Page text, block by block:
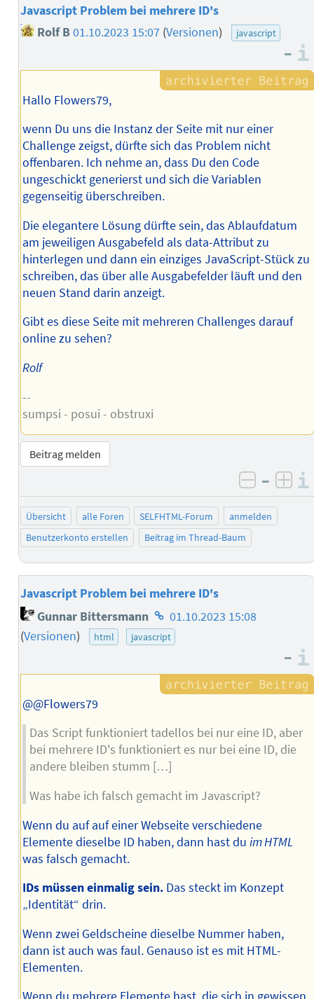
Javascript Problem bei mehrere ID's
Rolf B01.10.2023 15:07 (Versionen) javascript
–
Hallo Flowers79,
wenn Du uns die Instanz der Seite mit nur einer
Challenge zeigst, dürfte sich das Problem nicht
offenbaren. Ich nehme an, dass Du den Code
ungeschickt generierst und sich die Variablen
gegenseitig überschreiben.
Die elegantere Lösung dürfte sein, das Ablaufdatum
am jeweiligen Ausgabefeld als data-Attribut zu
hinterlegen und dann ein einziges JavaScript-Stück zu
schreiben, das über alle Ausgabefelder läuft und den
neuen Stand darin anzeigt.
Gibt es diese Seite mit mehreren Challenges darauf
online zu sehen?
Rolf
--
sumpsi - posui - obstruxi
Beitrag melden
negativ
–
Übersicht alle Foren SELFHTML-Forum
anmelden
Benutzerkonto erstellen
Beitrag im Thread-Baum
Javascript Problem bei mehrere ID's
Gunnar Bittersmann Homepage
des
01.10.2023 15:08
(Versionen) html javascript
–
@@Flowers79
Das Script funktioniert tadellos bei nur eine ID, aber
bei mehrere ID's funktioniert es nur bei eine ID, die
andere bleiben stumm […]
Was habe ich falsch gemacht im Javascript?
Wenn du auf auf einer Webseite verschiedene
Elemente dieselbe ID haben, dann hast du im HTML
was falsch gemacht.
IDs müssen einmalig sein.Das steckt im Konzept
„Identität“ drin.
Wenn zwei Geldscheine dieselbe Nummer haben,
dann ist auch was faul. Genauso ist es mit HTML-
Elementen.